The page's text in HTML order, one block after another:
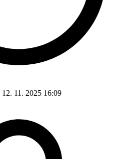
12. 11. 2025 16:09